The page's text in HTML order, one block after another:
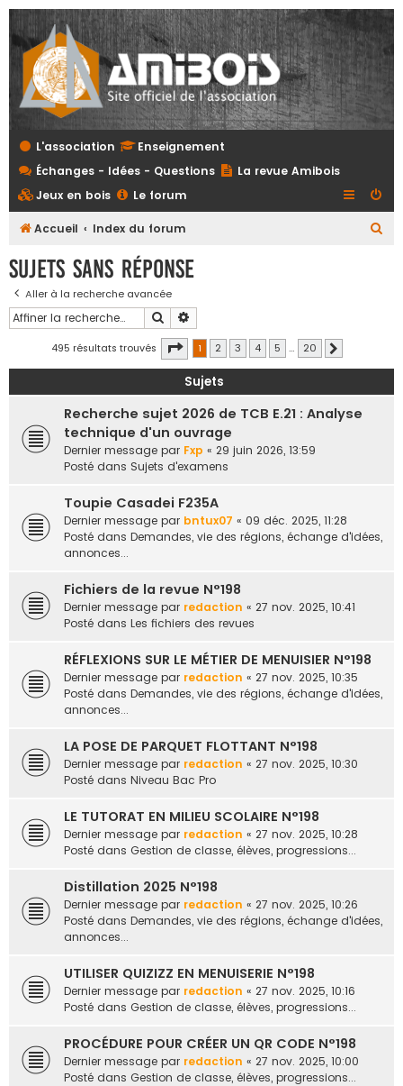
L'association
Enseignement
Échanges - Idées - Questions
La revue Amibois
Jeux en bois
Le forum
Accueil Index du forum
c
h
Sujets sans réponse
Aller à la recherche avancée
Rechercher
495 résultats trouvés Page 1sur20
1 2 3 4 5 … 20
Sujets
Recherche sujet 2026 de TCB E.21 : Analyse
technique d'un ouvrage
Dernier message par Fxp « 29 juin 2026, 13:59
Posté dans Sujets d'examens
Toupie Casadei F235A
Dernier message par bntux07 « 09 déc. 2025, 11:28
Posté dans Demandes, vie des régions, échange d'idées,
annonces...
Fichiers de la revue N°198
Dernier message par redaction « 27 nov. 2025, 10:41
Posté dans Les fichiers des revues
RÉFLEXIONS SUR LE MÉTIER DE MENUISIER N°198
Dernier message par redaction « 27 nov. 2025, 10:35
Posté dans Demandes, vie des régions, échange d'idées,
annonces...
LA POSE DE PARQUET FLOTTANT N°198
Dernier message par redaction « 27 nov. 2025, 10:30
Posté dans Niveau Bac Pro
LE TUTORAT EN MILIEU SCOLAIRE N°198
Dernier message par redaction « 27 nov. 2025, 10:28
Posté dans Gestion de classe, élèves, progressions...
Distillation 2025 N°198
Dernier message par redaction « 27 nov. 2025, 10:26
Posté dans Demandes, vie des régions, échange d'idées,
annonces...
UTILISER QUIZIZZ EN MENUISERIE N°198
Dernier message par redaction « 27 nov. 2025, 10:16
Posté dans Gestion de classe, élèves, progressions...
PROCÉDURE POUR CRÉER UN QR CODE N°198
Dernier message par redaction « 27 nov. 2025, 10:00
Posté dans Gestion de classe, élèves, progressions...